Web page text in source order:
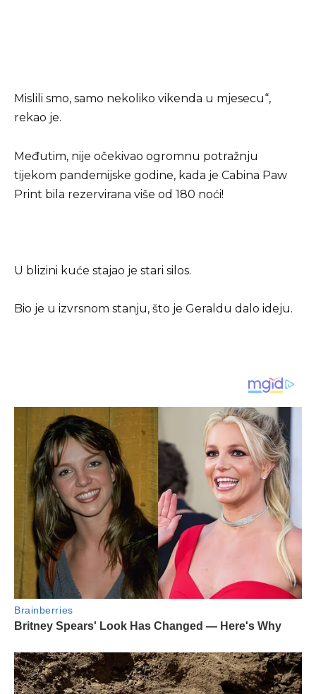
Mislili smo, samo nekoliko vikenda u mjesecu“,
rekao je.
Međutim, nije očekivao ogromnu potražnju
tijekom pandemijske godine, kada je Cabina Paw
Print bila rezervirana više od 180 noći!
U blizini kuće stajao je stari silos.
Bio je u izvrsnom stanju, što je Geraldu dalo ideju.